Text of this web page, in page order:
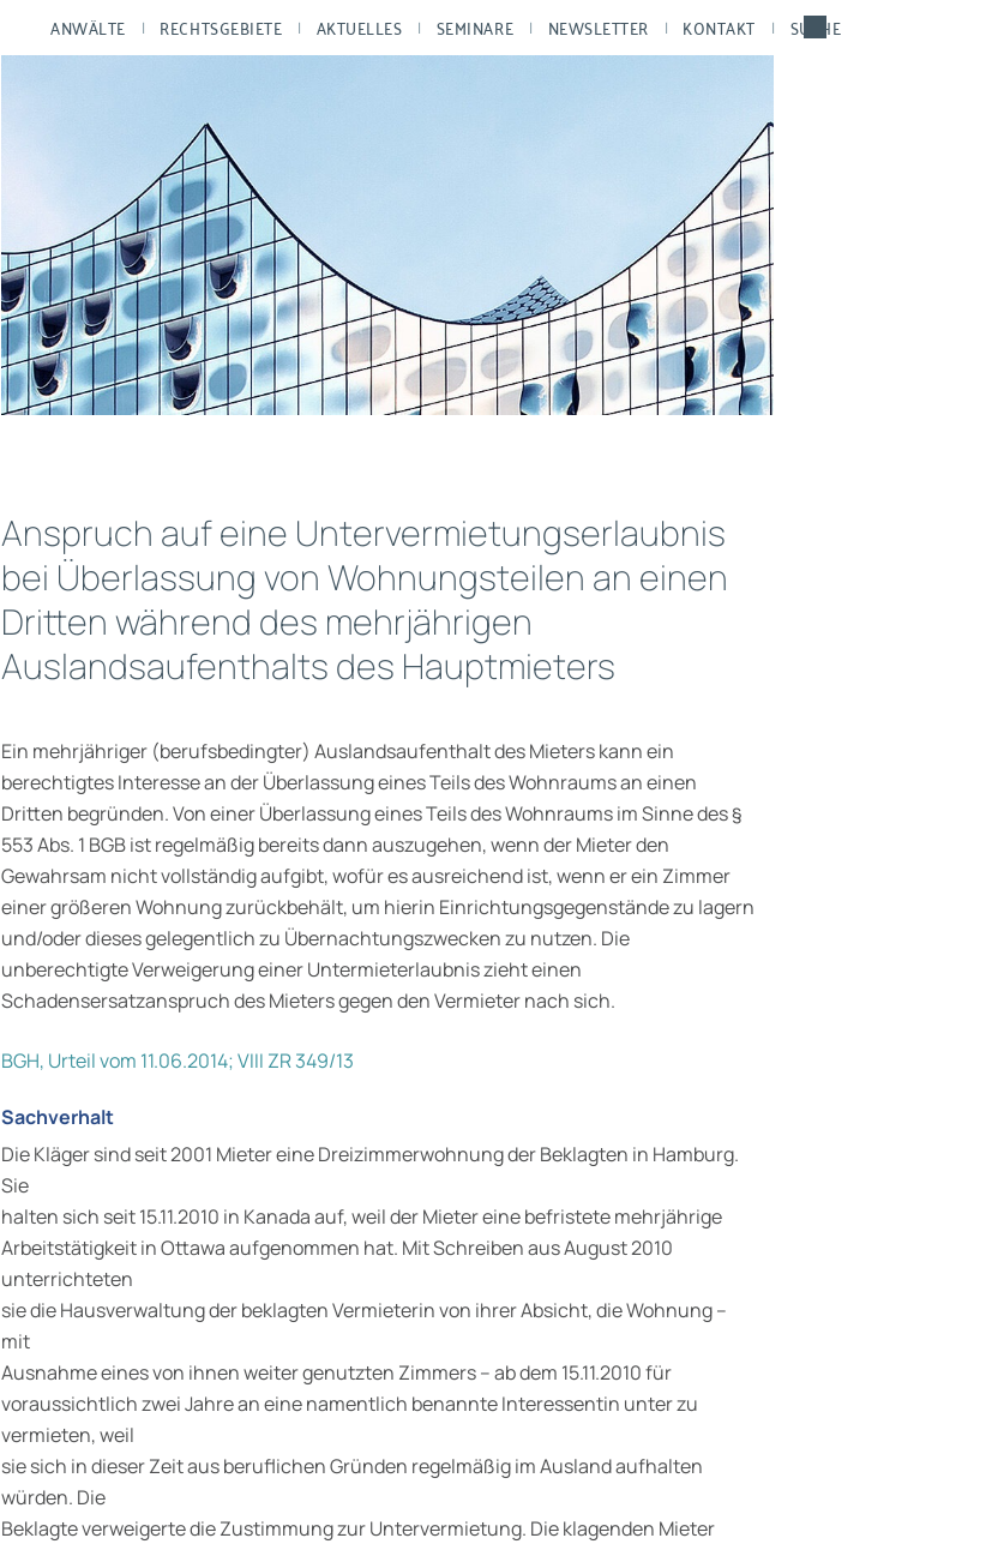
ANWÄLTE RECHTSGEBIETE AKTUELLES SEMINARE NEWSLETTER KONTAKT SUCHE
Anspruch auf eine Untervermietungserlaubnis
bei Überlassung von Wohnungsteilen an einen
Dritten während des mehrjährigen
Auslandsaufenthalts des Hauptmieters
Ein mehrjähriger (berufsbedingter) Auslandsaufenthalt des Mieters kann ein
berechtigtes Interesse an der Überlassung eines Teils des Wohnraums an einen
Dritten begründen. Von einer Überlassung eines Teils des Wohnraums im Sinne des §
553 Abs. 1 BGB ist regelmäßig bereits dann auszugehen, wenn der Mieter den
Gewahrsam nicht vollständig aufgibt, wofür es ausreichend ist, wenn er ein Zimmer
einer größeren Wohnung zurückbehält, um hierin Einrichtungsgegenstände zu lagern
und/oder dieses gelegentlich zu Übernachtungszwecken zu nutzen. Die
unberechtigte Verweigerung einer Untermieterlaubnis zieht einen
Schadensersatzanspruch des Mieters gegen den Vermieter nach sich.
BGH, Urteil vom 11.06.2014; VIII ZR 349/13
Sachverhalt
Die Kläger sind seit 2001 Mieter eine Dreizimmerwohnung der Beklagten in Hamburg.
Sie
halten sich seit 15.11.2010 in Kanada auf, weil der Mieter eine befristete mehrjährige
Arbeitstätigkeit in Ottawa aufgenommen hat. Mit Schreiben aus August 2010
unterrichteten
sie die Hausverwaltung der beklagten Vermieterin von ihrer Absicht, die Wohnung –
mit
Ausnahme eines von ihnen weiter genutzten Zimmers – ab dem 15.11.2010 für
voraussichtlich zwei Jahre an eine namentlich benannte Interessentin unter zu
vermieten, weil
sie sich in dieser Zeit aus beruflichen Gründen regelmäßig im Ausland aufhalten
würden. Die
Beklagte verweigerte die Zustimmung zur Untervermietung. Die klagenden Mieter